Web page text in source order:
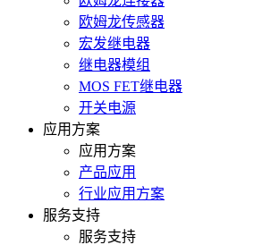
欧姆龙传感器
宏发继电器
继电器模组
MOS FET继电器
开关电源
应用方案
应用方案
产品应用
行业应用方案
服务支持
服务支持